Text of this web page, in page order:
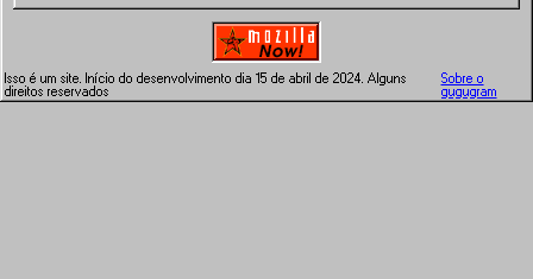
Isso é um site. Início do desenvolvimento dia 15 de abril de 2024. Alguns
direitos reservados
Sobre o
gugugram